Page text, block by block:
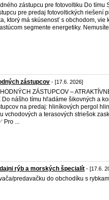
zástupcu pre fotovoltiku Do tímu
pre predaj fotovoltických riešení
ktorý má skúsenosť s obchodom, vie
segmente energetiky.
zástupcov - [17.6. 2026]
ZÁSTUPCOV –
Do nášho tímu hľadáme šikovných a
na predaj: hliníkových pergol
vchodových a terasových striešok
Pro ...
rýb a morských špecialít - [17.6.
predavačku do obchodíku s